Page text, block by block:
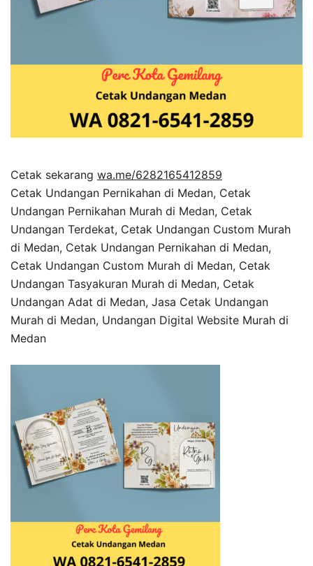
Cetak sekarang wa.me/6282165412859
Cetak Undangan Pernikahan di Medan, Cetak
Undangan Pernikahan Murah di Medan, Cetak
Undangan Terdekat, Cetak Undangan Custom Murah
di Medan, Cetak Undangan Pernikahan di Medan,
Cetak Undangan Custom Murah di Medan, Cetak
Undangan Tasyakuran Murah di Medan, Cetak
Undangan Adat di Medan, Jasa Cetak Undangan
Murah di Medan, Undangan Digital Website Murah di
Medan